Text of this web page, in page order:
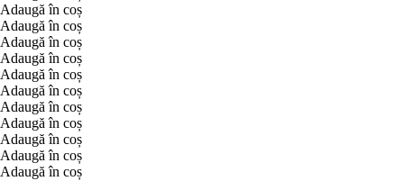
Adaugă în coș
Adaugă în coș
Adaugă în coș
Adaugă în coș
Adaugă în coș
Adaugă în coș
Adaugă în coș
Adaugă în coș
Adaugă în coș
Adaugă în coș
Adaugă în coș